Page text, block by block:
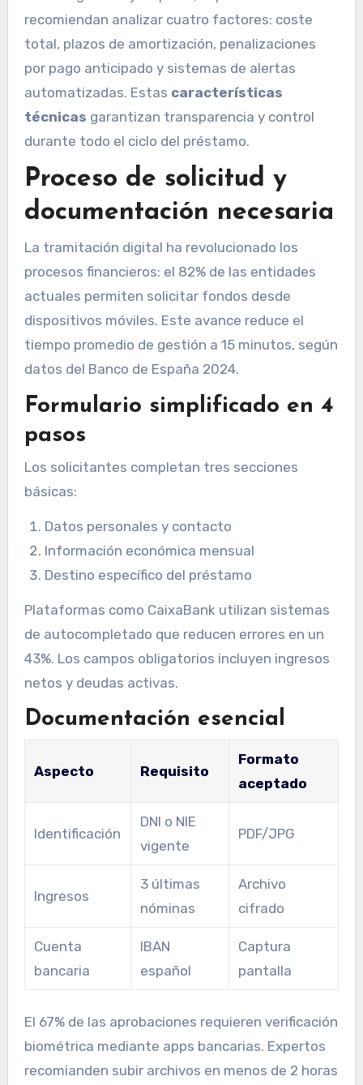
recomiendan analizar cuatro factores: coste
total, plazos de amortización, penalizaciones
por pago anticipado y sistemas de alertas
automatizadas. Estas características
técnicas garantizan transparencia y control
durante todo el ciclo del préstamo.
Proceso de solicitud y
documentación necesaria
La tramitación digital ha revolucionado los
procesos financieros: el 82% de las entidades
actuales permiten solicitar fondos desde
dispositivos móviles. Este avance reduce el
tiempo promedio de gestión a 15 minutos, según
datos del Banco de España 2024.
Formulario simplificado en 4
pasos
Los solicitantes completan tres secciones
básicas:
Datos personales y contacto
Información económica mensual
Destino específico del préstamo
Plataformas como CaixaBank utilizan sistemas
de autocompletado que reducen errores en un
43%. Los campos obligatorios incluyen ingresos
netos y deudas activas.
Documentación esencial
Aspecto Requisito
Formato
aceptado
Identificación
DNI o NIE
vigente
PDF/JPG
Ingresos
3 últimas
nóminas
Archivo
cifrado
Cuenta
bancaria
IBAN
español
Captura
pantalla
El 67% de las aprobaciones requieren verificación
biométrica mediante apps bancarias. Expertos
recomianden subir archivos en menos de 2 horas